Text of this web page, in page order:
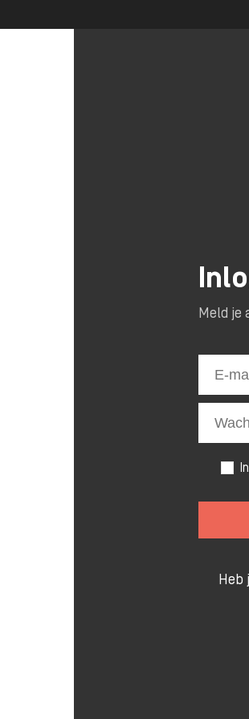
Meld je
Heb